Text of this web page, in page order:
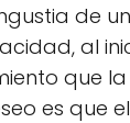
de
al
que
es que